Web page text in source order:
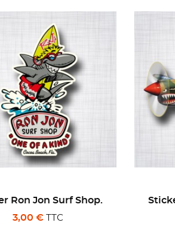
Avion Curtiss P-40
Warhawk.